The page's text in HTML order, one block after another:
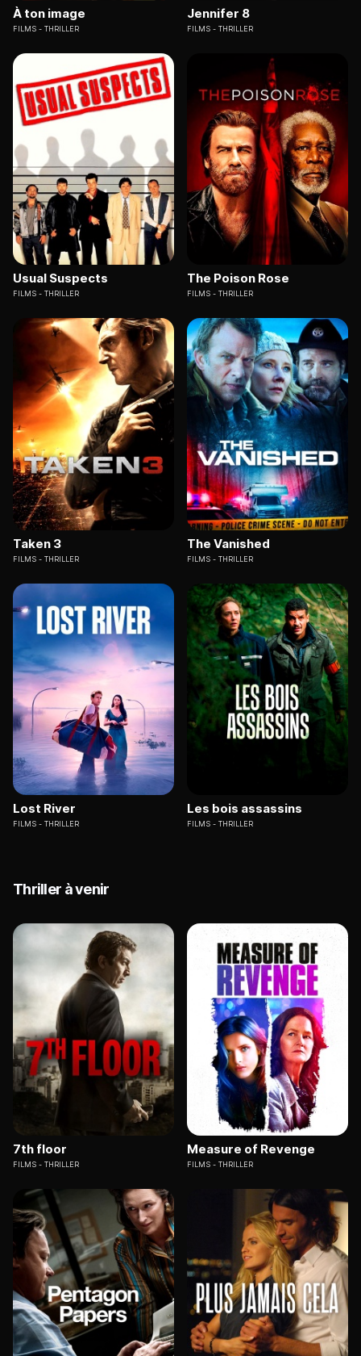
À ton image
FILMS THRILLER
Jennifer 8
FILMS THRILLER
Usual Suspects
FILMS THRILLER
The Poison Rose
FILMS THRILLER
Taken 3
FILMS THRILLER
The Vanished
FILMS THRILLER
Lost River
FILMS THRILLER
Les bois assassins
FILMS THRILLER
Thriller à venir
7th floor
FILMS THRILLER
Measure of Revenge
FILMS THRILLER